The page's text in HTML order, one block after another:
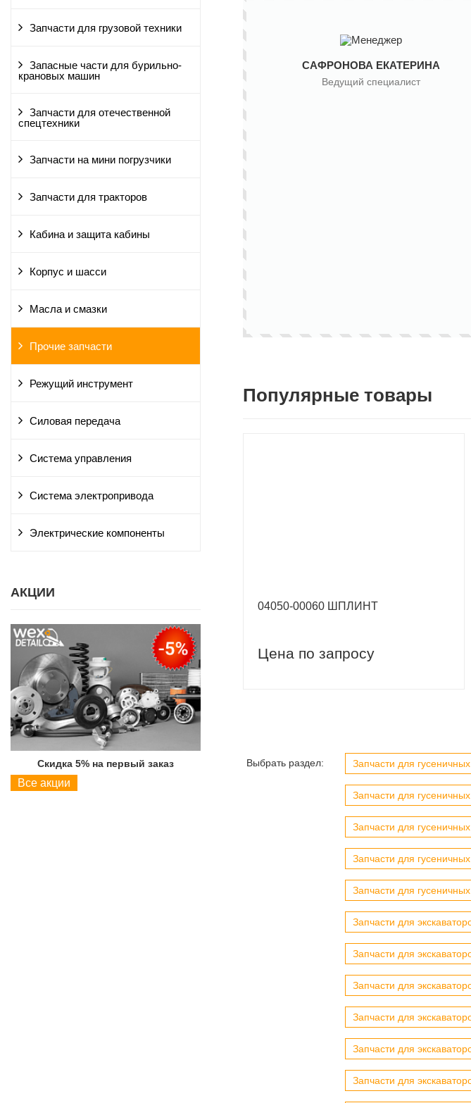
Запчасти для грузовой техники
Запасные части для бурильно-
крановых машин
Запчасти для отечественной
спецтехники
Запчасти на мини погрузчики
Запчасти для тракторов
Кабина и защита кабины
Корпус и шасси
Масла и смазки
Прочие запчасти
Режущий инструмент
Силовая передача
Система управления
Система электропривода
Электрические компоненты
АКЦИИ
Скидка 5% на первый заказ Скидка 5% на первый заказ Скидка
Все акции
САФРОНОВА ЕКАТЕРИНА
Ведущий специалист
Популярные товары
04050-00060 ШПЛИНТ
Цена по запросу
Выбрать раздел: Запчасти для
Запчасти для
Запчасти для
Запчасти для
Запчасти для
Запчасти для
Запчасти для
Запчасти для
Запчасти для
Запчасти для
Запчасти для